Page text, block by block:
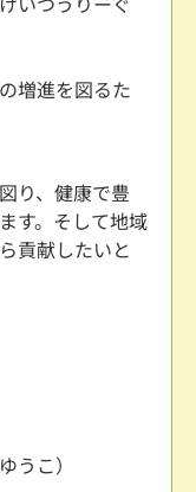
増進を図るた
り、健康で豊
す。そして地域
貢献したいと
うこ）